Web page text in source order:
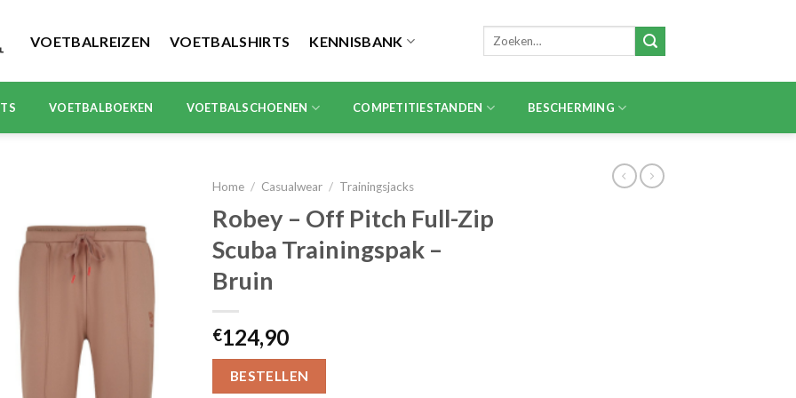
VOETBALREIZEN VOETBALSHIRTS KENNISBANK
Zoeken
VOETBALBOEKEN VOETBALSCHOENEN COMPETITIESTANDEN BESCHERMING
Home / Casualwear / Trainingsjacks
Robey – Off Pitch Full-Zip
Scuba Trainingspak –
Bruin
€124,90
BESTELLEN